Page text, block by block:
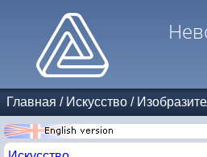
Главная / Искусство /